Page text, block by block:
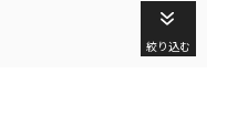
絞り込む